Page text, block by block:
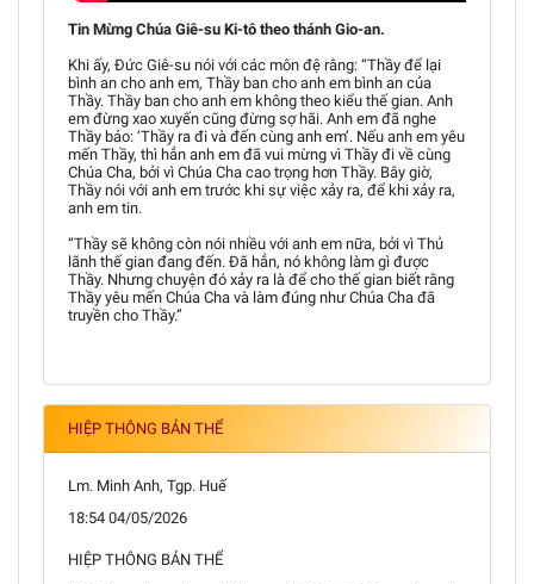
Tin Mừng Chúa Giê-su Ki-tô theo thánh Gio-an.
Khi ấy, Đức Giê-su nói với các môn đệ rằng: “Thầy để lại
bình an cho anh em, Thầy ban cho anh em bình an của
Thầy. Thầy ban cho anh em không theo kiểu thế gian. Anh
em đừng xao xuyến cũng đừng sợ hãi. Anh em đã nghe
Thầy bảo: ‘Thầy ra đi và đến cùng anh em’. Nếu anh em yêu
mến Thầy, thì hẳn anh em đã vui mừng vì Thầy đi về cùng
Chúa Cha, bởi vì Chúa Cha cao trọng hơn Thầy. Bây giờ,
Thầy nói với anh em trước khi sự việc xảy ra, để khi xảy ra,
anh em tin.
“Thầy sẽ không còn nói nhiều với anh em nữa, bởi vì Thủ
lãnh thế gian đang đến. Đã hẳn, nó không làm gì được
Thầy. Nhưng chuyện đó xảy ra là để cho thế gian biết rằng
Thầy yêu mến Chúa Cha và làm đúng như Chúa Cha đã
truyền cho Thầy.”
HIỆP THÔNG BẢN THỂ
Lm. Minh Anh, Tgp. Huế
18:54 04/05/2026
HIỆP THÔNG BẢN THỂ